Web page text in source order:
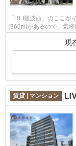
「REI難波西」のここが
(360m)があるので、気軽
内ごみ置き場は、ごみを
現
賃貸 | マンション